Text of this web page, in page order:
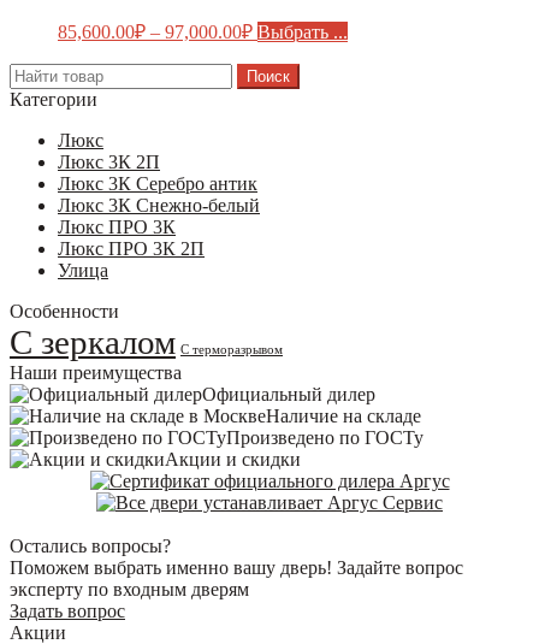
85,600.00₽ – 97,000.00₽ Выбрать ...
Search
for:
Категории
Люкс
Люкс 3К 2П
Люкс 3К Серебро антик
Люкс 3К Снежно-белый
Люкс ПРО 3К
Люкс ПРО 3К 2П
Улица
Особенности
С зеркалом С терморазрывом
Наши преимущества
Официальный дилер
Наличие на складе
Произведено по ГОСТу
Акции и скидки
Остались вопросы?
Поможем выбрать именно вашу дверь! Задайте вопрос
эксперту по входным дверям
Задать вопрос
Акции